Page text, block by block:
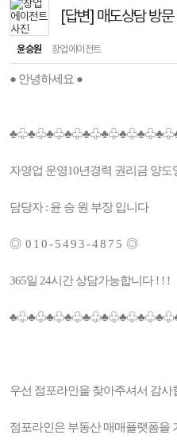
[답변] 매도상담 방
윤승원 창업에이전트
● 안녕하세요 ●
자영업 운영10년경력 권리금 양
담당자 : 윤 승 원 부장 입니다
◎ 0 1 0 - 5 4 9 3 - 4 8 7 5 ◎
365일 24시간 상담가능합니다 ! ! !
우선 점포라인을 찾아주셔서 감사
점포라인은 부동산 매매플랫폼을